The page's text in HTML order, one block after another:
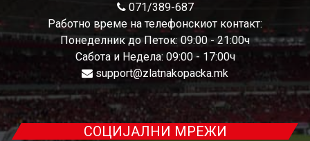
071/389-687
Работно време на телефонскиот контакт:
Понеделник до Петок: 09:00 - 21:00ч
Сабота и Недела: 09:00 - 17:00ч
support@zlatnakopacka.mk
СОЦИЈАЛНИ МРЕЖИ